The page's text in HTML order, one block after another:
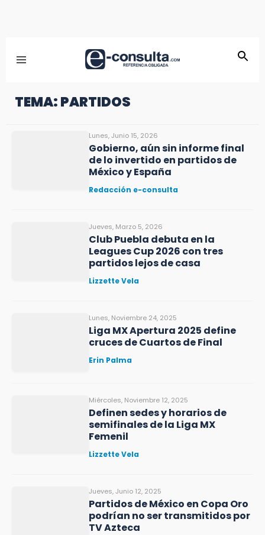
TEMA: PARTIDOS
Lunes, Junio 15, 2026
Gobierno, aún sin informe final
de lo invertido en partidos de
México y España
Redacción e-consulta
Jueves, Marzo 5, 2026
Club Puebla debuta en la
Leagues Cup 2026 con tres
partidos lejos de casa
Lizzette Vela
Lunes, Noviembre 24, 2025
Liga MX Apertura 2025 define
cruces de Cuartos de Final
Erin Palma
Miércoles, Noviembre 12, 2025
Definen sedes y horarios de
semifinales de la Liga MX
Femenil
Lizzette Vela
Jueves, Junio 12, 2025
Partidos de México en Copa Oro
podrían no ser transmitidos por
TV Azteca